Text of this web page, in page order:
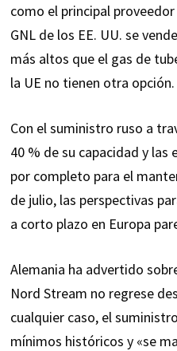
como el principal
GNL de los EE. UU. se
más altos que el gas de
la UE no tienen otra opción.
Con el suministro ruso a
40 % de su capacidad y
por completo para el
de julio, las perspectivas
a corto plazo en Europa
Alemania ha advertido
Nord Stream no regrese
cualquier caso, el
mínimos históricos y «se